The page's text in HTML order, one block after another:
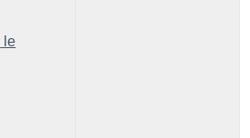
le